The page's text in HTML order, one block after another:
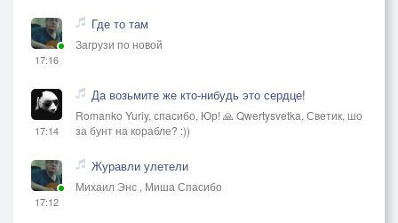
17:16
Где то там
Загрузи по новой
17:14
Да возьмите же кто-нибудь это сердце!
Romanko Yuriy, спасибо, Юр! 🙏 Qwertysvetka, Светик, шо
за бунт на корабле? :))
17:12
Журавли улетели
Михаил Энс , Миша Спасибо